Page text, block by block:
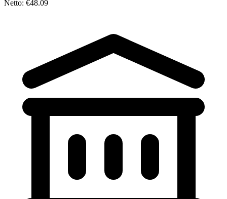
Netto: €48.09